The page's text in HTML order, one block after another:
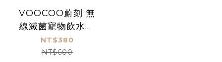
VOOCOO蔚刻 無
線滅菌寵物飲水機
濾芯套裝-組合優惠
NT$380
NT$600